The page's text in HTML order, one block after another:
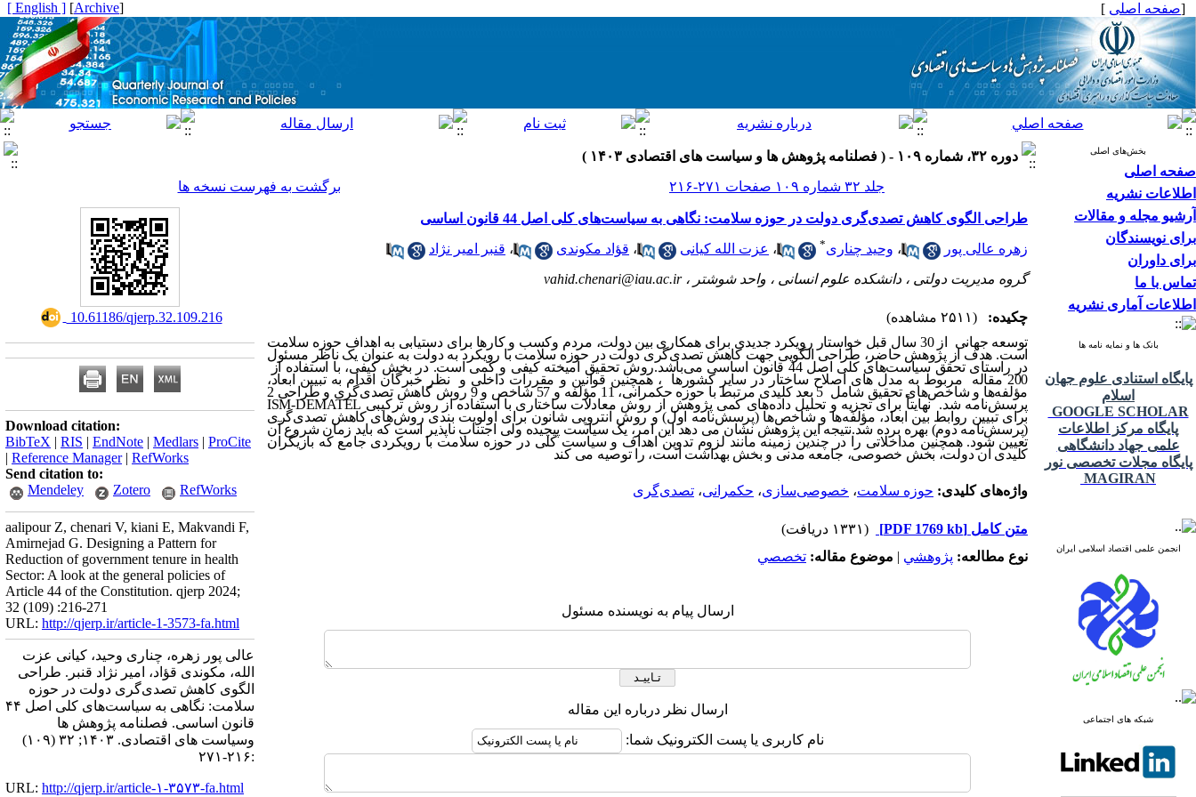
[صفحه اصلی ]
[
Archive
]
[ English ]
بخش‌های اصلی
صفحه اصلی
اطلاعات نشریه
آرشیو مجله و مقالات
برای نویسندگان
برای داوران
تماس با ما
اطلاعات آماری نشریه
بانک ها و نمایه نامه ها
پایگاه استنادی علوم جهان
اسلام
GOOGLE SCHOLAR
پایگاه مرکز اطلاعات
علمی جهاد دانشگاهی
پایگاه مجلات تخصصی نور
MAGIRAN
انجمن علمی اقتصاد اسلامی ایران
شبکه های اجتماعی
دوره ۳۲، شماره ۱۰۹ - ( فصلنامه پژوهش ها و سیاست های اقتصادی ۱۴۰۳ )
جلد ۳۲ شماره ۱۰۹ صفحات ۲۷۱-۲۱۶
برگشت به فهرست نسخه ها
طراحی الگوی کاهش تصدی‌گری دولت در حوزه سلامت: نگاهی به سیاست‌های کلی اصل 44 قانون اساسی
زهره عالی پور ، وحید چناری* ، عزت الله کیانی ، قؤاد مکوندی ، قنبر امیر نژاد
گروه مدیریت دولتی ، دانشکده علوم انسانی ، واحد شوشتر ،vahid.chenari@iau.ac.ir
چکیده:
(۲۵۱۱ مشاهده)
توسعه جهانی از 30 سال قبل خواستار رویکرد جدیدی برای همکاری بین دولت، مردم وکسب و کارها برای دستیابی به اهداف حوزه سلامت
است. هدف از پژوهش حاضر، طراحی الگویی جهت کاهش تصدی‌گری دولت در حوزه سلامت با رویکرد به دولت به عنوان یک ناظر مسئول
در راستای تحقق سیاست‌های کلی اصل 44 قانون اساسی می‌باشد.روش تحقیق آمیخته کیفی و کمی است. در بخش کیفی، با استفاده از
200 مقاله مربوط به مدل های اصلاح ساختار در سایر کشورها ، همچنین قوانین و مقررات داخلی و نظر خبرگان اقدام به تبیین ابعاد،
مؤلفه‌ها و شاخص‌های تحقیق شامل 5 بعد کلیدی مرتبط با حوزه حکمرانی، 11 مؤلفه و 57 شاخص و 9 روش کاهش تصدی‌گری و طراحی 2
پرسش‌نامه شد. نهایتاً برای تجزیه و تحلیل داده‌های کمی پژوهش از روش معادلات ساختاری با استفاده از روش ترکیبی ISM-DEMATEL
برای تبیین روابط بین ابعاد، مؤلفه‌ها و شاخص‌ها (پرسش‌نامه اول) و روش آنتروپی شانون برای اولویت بندی روش‌های کاهش تصدی‌گری
(پرسش‌نامه دوم) بهره برده شد.نتیجه این پژوهش نشان می دهد این امر، یک سیاست پیچیده ولی اجتناب ناپذیر است که باید زمان شروع آن
تعیین شود. همچنین مداخلاتی را در چندین زمینه مانند لزوم تدوین اهداف و سیاست کلی در حوزه سلامت با رویکردی جامع که بازیگران
کلیدی آن دولت، بخش خصوصی، جامعه مدنی و بخش بهداشت است، را توصیه می کند
واژه‌های کلیدی: حوزه سلامت، خصوصی‌سازی، حکمرانی، تصدی‌گری
متن کامل [PDF 1769 kb]
(۱۳۳۱ دریافت)
نوع مطالعه: پژوهشي | موضوع مقاله: تخصصي
ارسال پیام به نویسنده مسئول
ارسال نظر درباره این مقاله
نام کاربری یا پست الکترونیک شما:
‎ 10.61186/qjerp.32.109.216
Download citation:
BibTeX | RIS | EndNote | Medlars | ProCite
| Reference Manager| RefWorks
Send citation to:
Mendeley
Zotero RefWorks
aalipour Z, chenari V, kiani E, Makvandi F,
Amirnejad G. Designing a Pattern for
Reduction of government tenure in health
Sector: A look at the general policies of
Article 44 of the Constitution. qjerp 2024;
32 (109) :216-271
URL: http://qjerp.ir/article-1-3573-fa.html
عالی پور زهره، چناری وحید، کیانی عزت
الله، مکوندی قؤاد، امیر نژاد قنبر. طراحی
الگوی کاهش تصدی‌گری دولت در حوزه
سلامت: نگاهی به سیاست‌های کلی اصل ۴۴
قانون اساسی. فصلنامه پژوهش ها
وسیاست های اقتصادی. ۱۴۰۳; ۳۲ (۱۰۹)
:۲۱۶-۲۷۱
URL: http://qjerp.ir/article-۱-۳۵۷۳-fa.html